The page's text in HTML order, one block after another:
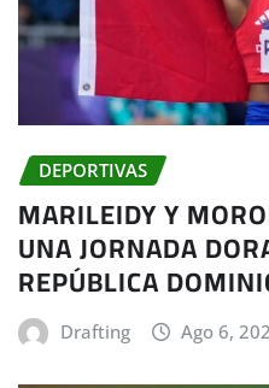
DEPORTIVAS
MARILEIDY Y
UNA JORNADA
REPÚBLICA
Drafting Ago 6,